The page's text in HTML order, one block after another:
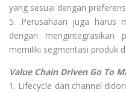
yang sesuai dengan
5. Perusahaan juga harus
dengan mengintegrasikan
memiliki segmentasi produk
Value Chain Driven Go To
1. Lifecycle dari channel